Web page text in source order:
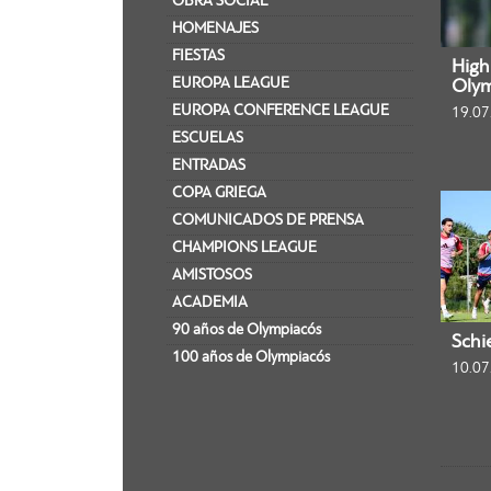
HOMENAJES
FIESTAS
EUROPA LEAGUE
EUROPA CONFERENCE LEAGUE
ESCUELAS
ENTRADAS
COPA GRIEGA
COMUNICADOS DE PRENSA
CHAMPIONS LEAGUE
AMISTOSOS
ACADEMIA
90 años de Olympiacós
100 años de Olympiacós